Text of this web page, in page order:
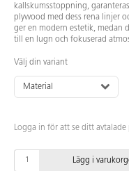
kallskumsstoppning,
plywood med dess rena linjer
ger en modern estetik, medan
till en lugn och fokuserad
Välj din variant
Material
Logga in för att se ditt avtalade
Lägg i